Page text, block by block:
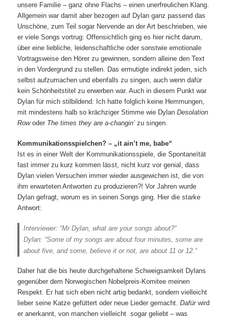
unsere Familie – ganz ohne Flachs – einen unerfreulichen Klang.
Allgemein war damit aber bezogen auf Dylan ganz passend das
Unschöne, zum Teil sogar Nervende an der Art beschrieben, wie
er viele Songs vortrug: Offensichtlich ging es hier nicht darum,
über eine liebliche, leidenschaftliche oder sonstwie emotionale
Vortragsweise den Hörer zu gewinnen, sondern alleine den Text
in den Vordergrund zu stellen. Das ermutigte indirekt jeden, sich
selbst aufzumachen und ebenfalls zu singen, auch wenn dafür
kein Schönheitstitel zu erwerben war. Auch in diesem Punkt war
Dylan für mich stilbildend: Ich hatte folglich keine Hemmungen,
mit mindestens halb so krächziger Stimme wie DylanDesolation
Rowoder The times they are a-changin’ zu singen.
Kommunikationsspielchen? – „it ain’t me, babe“
Ist es in einer Welt der Kommunikationsspiele, die Spontaneïtät
fast immer zu kurz kommen lässt, nicht kurz vor genial, dass
Dylan vielen Versuchen immer wieder ausgewichen ist, die von
ihm erwarteten Antworten zu produzieren?! Vor Jahren wurde
Dylan gefragt, worum es in seinen Songs ging. Hier die starke
Antwort:
Interviewer: “Mr Dylan, what are your songs about?”
Dylan: “Some of my songs are about four minutes, some are
about five, and some, believe it or not, are about 11 or 12.“
Daher hat die bis heute durchgehaltene Schweigsamkeit Dylans
gegenüber dem Norwegischen Nobelpreis-Komitee meinen
Respekt. Er hat sich eben nicht artig bedankt, sondern vielleicht
lieber seine Katze gefüttert oder neue Lieder gemacht.Dafürwird
er anerkannt, von manchen vielleicht sogar geliebt – was